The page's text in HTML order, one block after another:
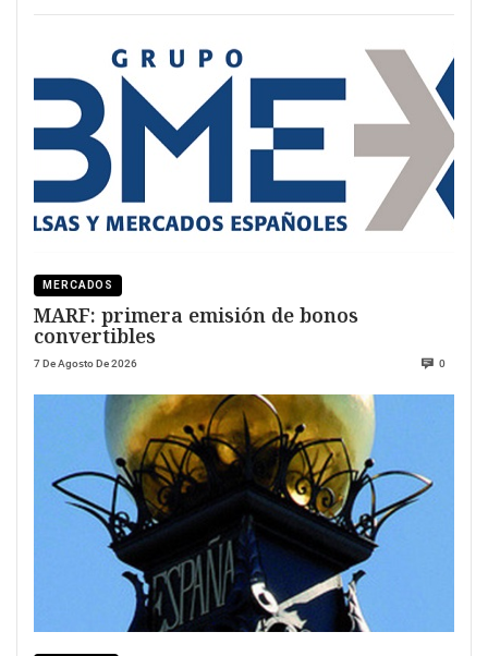
MERCADOS
MARF: primera emisión de bonos
convertibles
7 De Agosto De 2026 0